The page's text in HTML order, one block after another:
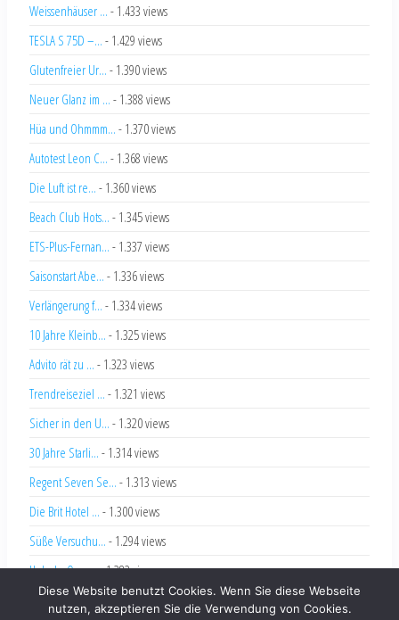
Weissenhäuser ... - 1.433 views
TESLA S 75D –... - 1.429 views
Glutenfreier Ur... - 1.390 views
Neuer Glanz im ... - 1.388 views
Hüa und Ohmmm... - 1.370 views
Autotest Leon C... - 1.368 views
Die Luft ist re... - 1.360 views
Beach Club Hots... - 1.345 views
ETS-Plus-Fernan... - 1.337 views
Saisonstart Abe... - 1.336 views
Verlängerung f... - 1.334 views
10 Jahre Kleinb... - 1.325 views
Advito rät zu ... - 1.323 views
Trendreiseziel ... - 1.321 views
Sicher in den U... - 1.320 views
30 Jahre Starli... - 1.314 views
Regent Seven Se... - 1.313 views
Die Brit Hotel ... - 1.300 views
Süße Versuchu... - 1.294 views
Hole-In-One ...- 1.283 views
Diese Website benutzt Cookies. Wenn Sie diese Webseite
nutzen, akzeptieren Sie die Verwendung von Cookies.